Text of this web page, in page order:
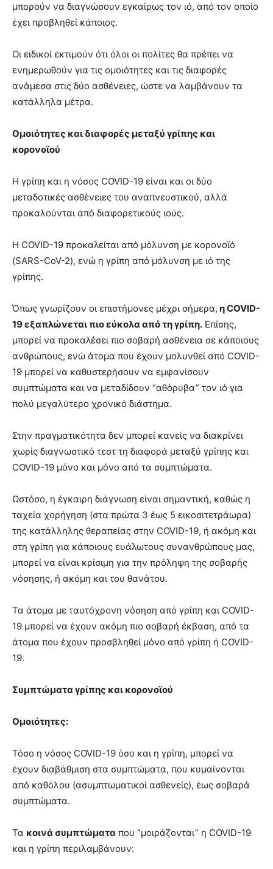
μπορούν να διαγνώσουν εγκαίρως τον ιό, από τον οποίο
έχει προβληθεί κάποιος.
Οι ειδικοί εκτιμούν ότι όλοι οι πολίτες θα πρέπει να
ενημερωθούν για τις ομοιότητες και τις διαφορές
ανάμεσα στις δύο ασθένειες, ώστε να λαμβάνουν τα
κατάλληλα μέτρα.
Ομοιότητες και διαφορές μεταξύ γρίπης και
κορονοϊού
Η γρίπη και η νόσος COVID-19 είναι και οι δύο
μεταδοτικές ασθένειες του αναπνευστικού, αλλά
προκαλούνται από διαφορετικούς ιούς.
Η COVID-19 προκαλείται από μόλυνση με κορονοϊό
(SARS-CoV-2), ενώ η γρίπη από μόλυνση με ιό της
γρίπης.
Όπως γνωρίζουν οι επιστήμονες μέχρι σήμερα, η COVID-
19 εξαπλώνεται πιο εύκολα από τη γρίπη. Επίσης,
μπορεί να προκαλέσει πιο σοβαρή ασθένεια σε κάποιους
ανθρώπους, ενώ άτομα που έχουν μολυνθεί από COVID-
19 μπορεί να καθυστερήσουν να εμφανίσουν
συμπτώματα και να μεταδίδουν “αθόρυβα” τον ιό για
πολύ μεγαλύτερο χρονικό διάστημα.
Στην πραγματικότητα δεν μπορεί κανείς να διακρίνει
χωρίς διαγνωστικό τεστ τη διαφορά μεταξύ γρίπης και
COVID-19 μόνο και μόνο από τα συμπτώματα.
Ωστόσο, η έγκαιρη διάγνωση είναι σημαντική, καθώς η
ταχεία χορήγηση (στα πρώτα 3 έως 5 εικοσιτετράωρα)
της κατάλληλης θεραπείας στην COVID-19, ή ακόμη και
στη γρίπη για κάποιους ευάλωτους συνανθρώπους μας,
μπορεί να είναι κρίσιμη για την πρόληψη της σοβαρής
νόσησης, ή ακόμη και του θανάτου.
Τα άτομα με ταυτόχρονη νόσηση από γρίπη και COVID-
19 μπορεί να έχουν ακόμη πιο σοβαρή έκβαση, από τα
άτομα που έχουν προσβληθεί μόνο από γρίπη ή COVID-
19.
Συμπτώματα γρίπης και κορονοϊού
Ομοιότητες:
Τόσο η νόσος COVID-19 όσο και η γρίπη, μπορεί να
έχουν διαβάθμιση στα συμπτώματα, που κυμαίνονται
από καθόλου (ασυμπτωματικοί ασθενείς), έως σοβαρά
συμπτώματα.
Τα κοινά συμπτώματα που “μοιράζονται” η COVID-19
και η γρίπη περιλαμβάνουν: